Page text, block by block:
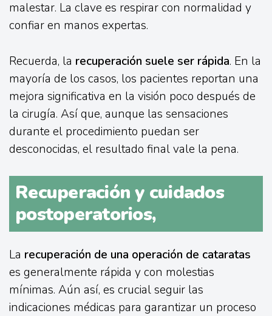
malestar. La clave es respirar con normalidad y
confiar en manos expertas.
Recuerda, la recuperación suele ser rápida. En la
mayoría de los casos, los pacientes reportan una
mejora significativa en la visión poco después de
la cirugía. Así que, aunque las sensaciones
durante el procedimiento puedan ser
desconocidas, el resultado final vale la pena.
Recuperación y cuidados
postoperatorios,
La recuperación de una operación de cataratas
es generalmente rápida y con molestias
mínimas. Aún así, es crucial seguir las
indicaciones médicas para garantizar un proceso